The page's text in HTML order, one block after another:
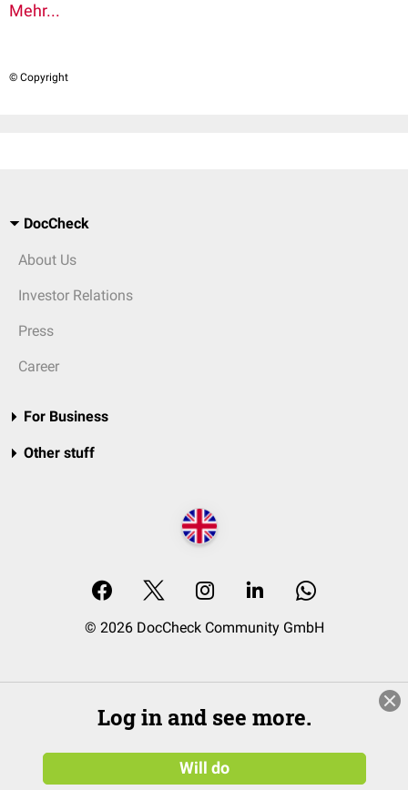
Mehr...
© Copyright
DocCheck
About Us
Investor Relations
Press
Career
For Business
Other stuff
© 2026 DocCheck Community GmbH
Log in and see more.
Will do